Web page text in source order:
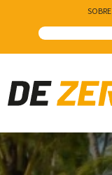
SOBRE
Main Navigation